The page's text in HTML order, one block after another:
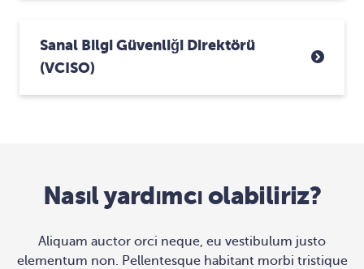
Sanal Bilgi Güvenliği Direktörü
(vCISO)
Nasıl yardımcı olabiliriz?
Aliquam auctor orci neque, eu vestibulum justo
elementum non. Pellentesque habitant morbi tristique